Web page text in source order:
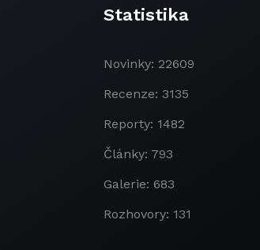
Statistika
Novinky: 22609
Recenze: 3135
Reporty: 1482
Články: 793
Galerie: 683
Rozhovory: 131